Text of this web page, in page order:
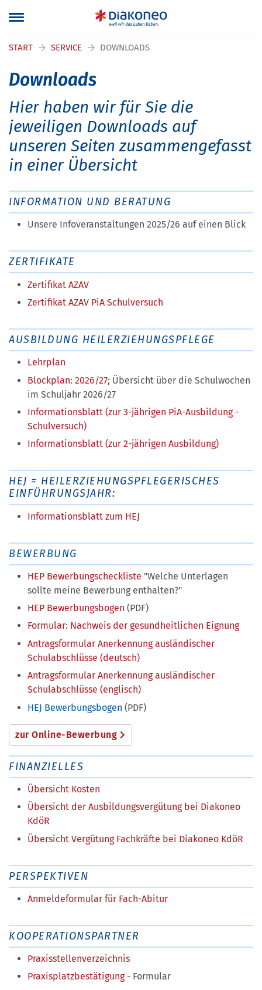
START SERVICE DOWNLOADS
Downloads
Hier haben wir für Sie die
jeweiligen Downloads auf
unseren Seiten zusammengefasst
in einer Übersicht
INFORMATION UND BERATUNG
Unsere Infoveranstaltungen 2025/26 auf einen Blick
ZERTIFIKATE
Zertifikat AZAV
Zertifikat AZAV PiA Schulversuch
AUSBILDUNG HEILERZIEHUNGSPFLEGE
Lehrplan
Blockplan: 2026/27; Übersicht über die Schulwochen
im Schuljahr 2026/27
Informationsblatt (zur 3-jährigen PiA-Ausbildung -
Schulversuch)
Informationsblatt (zur 2-jährigen Ausbildung)
HEJ = HEILERZIEHUNGSPFLEGERISCHES
EINFÜHRUNGSJAHR:
Informationsblatt zum HEJ
BEWERBUNG
HEP Bewerbungscheckliste "Welche Unterlagen
sollte meine Bewerbung enthalten?"
HEP Bewerbungsbogen (PDF)
Formular: Nachweis der gesundheitlichen Eignung
Antragsformular Anerkennung ausländischer
Schulabschlüsse (deutsch)
Antragsformular Anerkennung ausländischer
Schulabschlüsse (englisch)
HEJ Bewerbungsbogen (PDF)
zur Online-Bewerbung
FINANZIELLES
Übersicht Kosten
Übersicht der Ausbildungsvergütung bei Diakoneo
KdöR
Übersicht Vergütung Fachkräfte bei Diakoneo KdöR
PERSPEKTIVEN
Anmeldeformular für Fach-Abitur
KOOPERATIONSPARTNER
Praxisstellenverzeichnis
Praxisplatzbestätigung - Formular